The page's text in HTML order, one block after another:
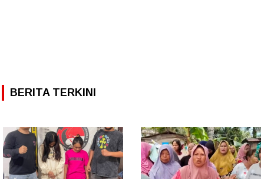
BERITA TERKINI